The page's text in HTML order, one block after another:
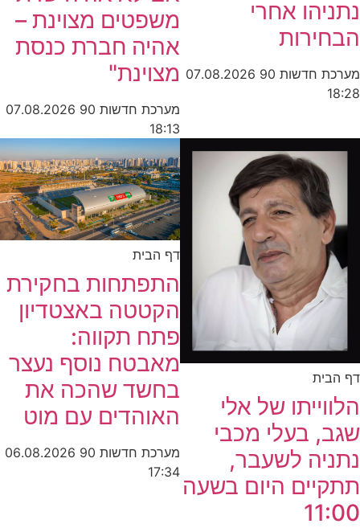
נתניהו אחרי
הבחירות
מערכת חדשות 90
07.08.2026
18:28
משפטים מצוינת –
אהיה חברת כנסת
מצוינת"
מערכת חדשות 90
07.08.2026
18:13
דף הבית
הלווייתו של אלי
שגב, בעלי מכבי
נתניה לשעבר,
תתקיים היום בשעה
11:00
דף הבית
התפתחות בחקירת
הקטטה באצטדיון
פתח תקווה:
מאבטח נוסף נעצר
בחשד שהכה את
האוהדים עם מוט
מערכת חדשות 90
06.08.2026
17:34